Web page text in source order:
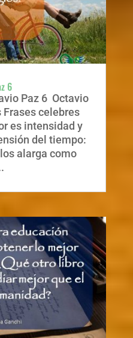
6
Paz 6 Octavio
Frases celebres
es intensidad y
del tiempo:
alarga como